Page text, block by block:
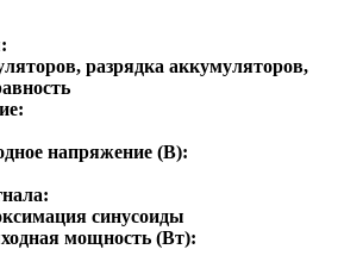
разрядка аккумуляторов,
напряжение (В):
синусоиды
мощность (Вт):